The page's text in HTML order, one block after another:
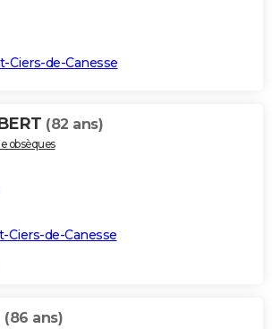
Ciers-de-Canesse
(82 ans)
obsèques
Ciers-de-Canesse
(86 ans)